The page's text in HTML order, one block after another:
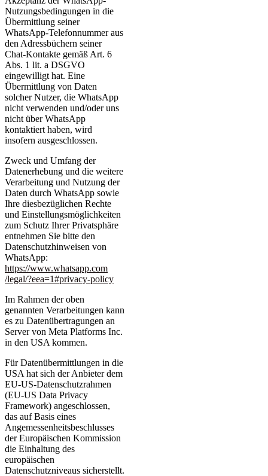
Nutzungsbedingungen in die
Übermittlung seiner
WhatsApp-Telefonnummer aus
den Adressbüchern seiner
Chat-Kontakte gemäß Art. 6
Abs. 1 lit. a DSGVO
eingewilligt hat. Eine
Übermittlung von Daten
solcher Nutzer, die WhatsApp
nicht verwenden und/oder uns
nicht über WhatsApp
kontaktiert haben, wird
insofern ausgeschlossen.
Zweck und Umfang der
Datenerhebung und die weitere
Verarbeitung und Nutzung der
Daten durch WhatsApp sowie
Ihre diesbezüglichen Rechte
und Einstellungsmöglichkeiten
zum Schutz Ihrer Privatsphäre
entnehmen Sie bitte den
Datenschutzhinweisen von
WhatsApp:
https://www.whatsapp.com
/legal/?eea=1#privacy-policy
Im Rahmen der oben
genannten Verarbeitungen kann
es zu Datenübertragungen an
Server von Meta Platforms Inc.
in den USA kommen.
Für Datenübermittlungen in die
USA hat sich der Anbieter dem
EU-US-Datenschutzrahmen
(EU-US Data Privacy
Framework) angeschlossen,
das auf Basis eines
Angemessenheitsbeschlusses
der Europäischen Kommission
die Einhaltung des
europäischen
Datenschutzniveaus sicherstellt.